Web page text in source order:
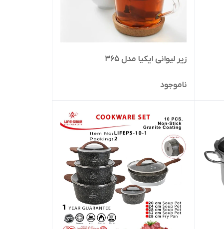
زیر لیوانی ایکیا مدل 365
ناموجود